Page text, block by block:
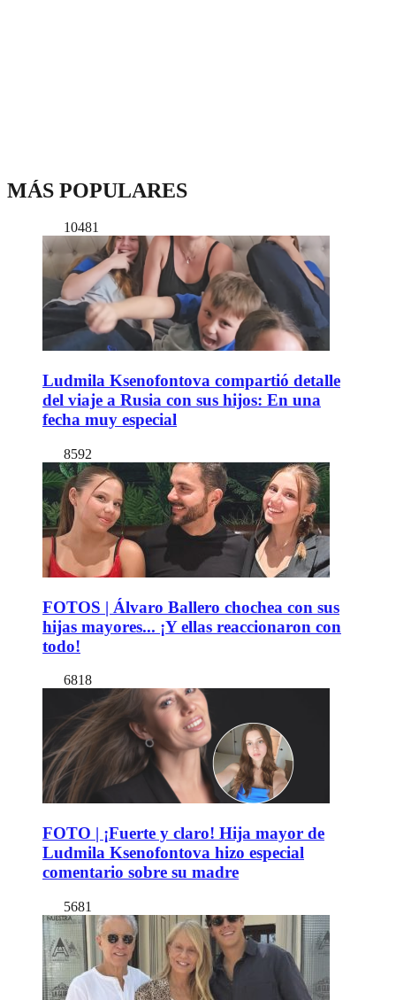
MÁS POPULARES
10481
Ludmila Ksenofontova compartió detalle
del viaje a Rusia con sus hijos: En una
fecha muy especial
8592
FOTOS | Álvaro Ballero chochea con sus
hijas mayores... ¡Y ellas reaccionaron con
todo!
6818
FOTO | ¡Fuerte y claro! Hija mayor de
Ludmila Ksenofontova hizo especial
comentario sobre su madre
5681